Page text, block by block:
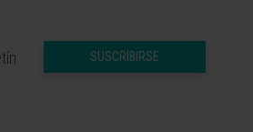
SUSCRIBIRSE